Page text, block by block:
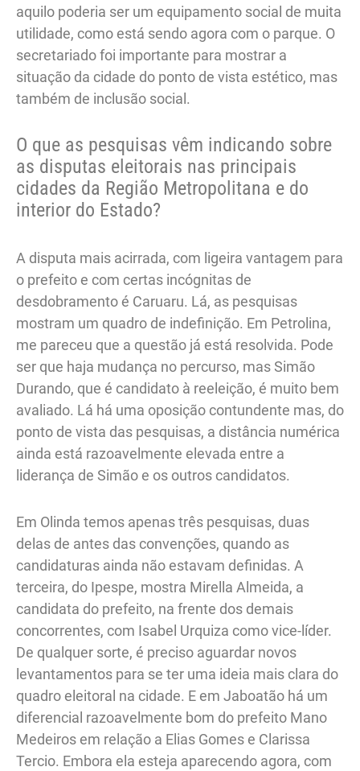
aquilo poderia ser um equipamento social de muita
utilidade, como está sendo agora com o parque. O
secretariado foi importante para mostrar a
situação da cidade do ponto de vista estético, mas
também de inclusão social.
O que as pesquisas vêm indicando sobre
as disputas eleitorais nas principais
cidades da Região Metropolitana e do
interior do Estado?
A disputa mais acirrada, com ligeira vantagem para
o prefeito e com certas incógnitas de
desdobramento é Caruaru. Lá, as pesquisas
mostram um quadro de indefinição. Em Petrolina,
me pareceu que a questão já está resolvida. Pode
ser que haja mudança no percurso, mas Simão
Durando, que é candidato à reeleição, é muito bem
avaliado. Lá há uma oposição contundente mas, do
ponto de vista das pesquisas, a distância numérica
ainda está razoavelmente elevada entre a
liderança de Simão e os outros candidatos.
Em Olinda temos apenas três pesquisas, duas
delas de antes das convenções, quando as
candidaturas ainda não estavam definidas. A
terceira, do Ipespe, mostra Mirella Almeida, a
candidata do prefeito, na frente dos demais
concorrentes, com Isabel Urquiza como vice-líder.
De qualquer sorte, é preciso aguardar novos
levantamentos para se ter uma ideia mais clara do
quadro eleitoral na cidade. E em Jaboatão há um
diferencial razoavelmente bom do prefeito Mano
Medeiros em relação a Elias Gomes e Clarissa
Tercio. Embora ela esteja aparecendo agora, com